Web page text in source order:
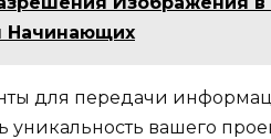
Начинающих
для передачи
уникальность вашего